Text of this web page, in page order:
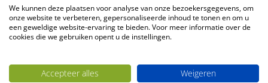
Ghostwood
gezandstraald 90cm
€181.50 Incl. BTW
Ghostwood raw 170cm
€417.45 Incl. BTW
We kunnen deze plaatsen voor analyse van onze bezoekersgegevens, om
onze website te verbeteren, gepersonaliseerde inhoud te tonen en om u
een geweldige website-ervaring te bieden. Voor meer informatie over de
cookies die we gebruiken opent u de instellingen.
Accepteer alles
Weigeren